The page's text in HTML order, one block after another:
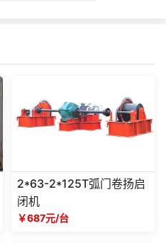
2*63-2*125T弧门卷扬启
闭机
￥687元/台